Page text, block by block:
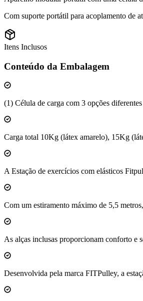
Com suporte portátil para acoplamento de
Itens Inclusos
Conteúdo da Embalagem
(1) Célula de carga com 3 opções
Carga total 10Kg (látex amarelo), 15Kg
A Estação de exercícios com elásticos
Com um estiramento máximo de 5,5
As alças inclusas proporcionam conforto e
Desenvolvida pela marca FITPulley, a